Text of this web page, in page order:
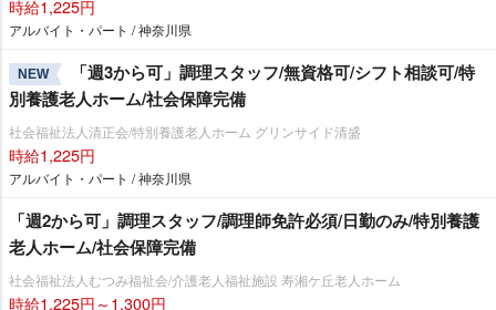
時給1,225円
アルバイト・パート / 神奈川県
NEW
「週3から可」調理スタッフ/無資格可/シフト相談可/特
別養護老人ホーム/社会保障完備
社会福祉法人清正会/特別養護老人ホーム グリンサイド清盛
時給1,225円
アルバイト・パート / 神奈川県
「週2から可」調理スタッフ/調理師免許必須/日勤のみ/特別養護
老人ホーム/社会保障完備
社会福祉法人むつみ福祉会/介護老人福祉施設 寿湘ケ丘老人ホーム
時給1,225円～1,300円